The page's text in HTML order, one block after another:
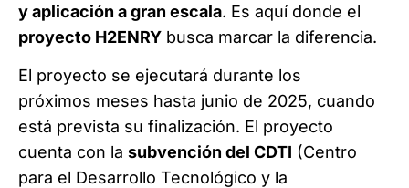
y aplicación a gran escala. Es aquí donde el
proyecto H2ENRY busca marcar la diferencia.
El proyecto se ejecutará durante los
próximos meses hasta junio de 2025, cuando
está prevista su finalización. El proyecto
cuenta con la subvención del CDTI (Centro
para el Desarrollo Tecnológico y la